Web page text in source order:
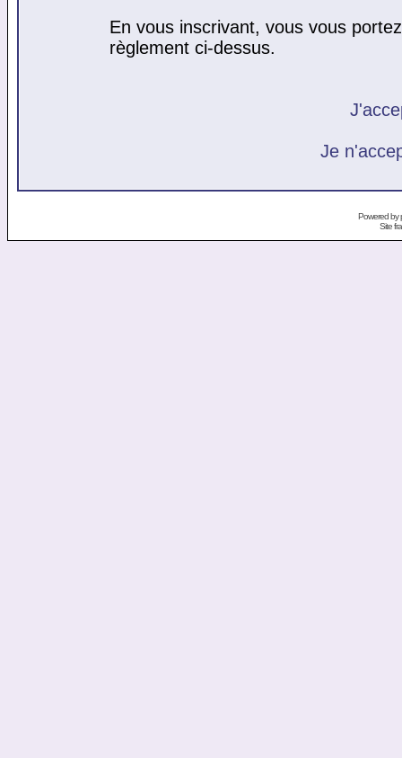
En vous inscrivant, vous vous
règlement ci-dessus.
Je
Powered by
Site